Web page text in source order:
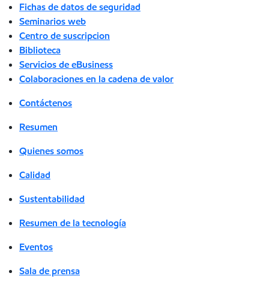
Fichas de datos de seguridad
Seminarios web
Centro de suscripcion
Biblioteca
Servicios de eBusiness
Colaboraciones en la cadena de valor
Contáctenos
Resumen
Quienes somos
Calidad
Sustentabilidad
Resumen de la tecnología
Eventos
Sala de prensa